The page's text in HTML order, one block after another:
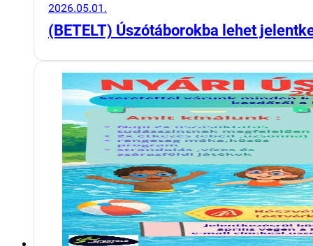
2026.05.01.
(BETELT) Úszótáborokba lehet